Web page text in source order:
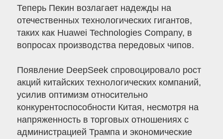
Теперь Пекин возлагает надежды на
отечественных технологических гигантов,
таких как Huawei Technologies Company, в
вопросах производства передовых чипов.
Появление DeepSeek спровоцировало рост
акций китайских технологических компаний,
усилив оптимизм относительно
конкурентоспособности Китая, несмотря на
напряженность в торговых отношениях с
администрацией Трампа и экономические